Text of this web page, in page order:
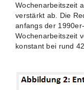
Wochenarbeitszeit
verstärkt ab. Die
anfangs der
Wochenarbeitszeit
konstant bei rund